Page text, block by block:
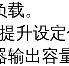
。
升设
出容